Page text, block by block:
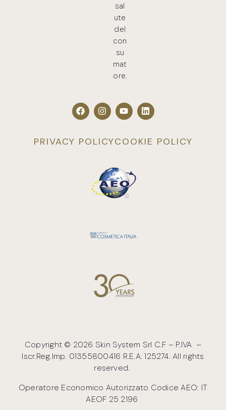
sal
ute
del
con
su
mat
ore.
PRIVACY POLICYCOOKIE POLICY
Copyright © 2026 Skin System Srl C.F – P.IVA –
Iscr.Reg.Imp. 01355800416 R.E.A. 125274. All rights
reserved.
Operatore Economico Autorizzato Codice AEO: IT
AEOF 25 2196